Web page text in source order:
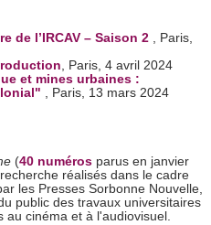
de l’IRCAV – Saison 2 , Paris,
, Paris, 4 avril 2024
et mines urbaines :
, Paris, 13 mars 2024
(40 numéros parus en janvier
réalisés dans le cadre
les Presses Sorbonne Nouvelle,
public des travaux universitaires
au cinéma et à l'audiovisuel.